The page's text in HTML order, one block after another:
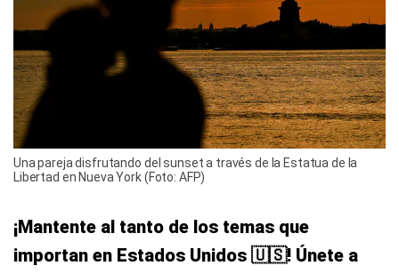
Una pareja disfrutando del sunset a través de la Estatua de la
Libertad en Nueva York (Foto: AFP)
¡Mantente al tanto de los temas que
importan en Estados Unidos 🇺🇸! Únete a